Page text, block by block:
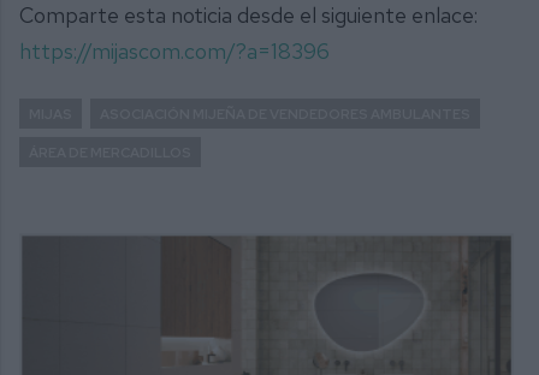
Comparte esta noticia desde el siguiente enlace:
https://mijascom.com/?a=18396